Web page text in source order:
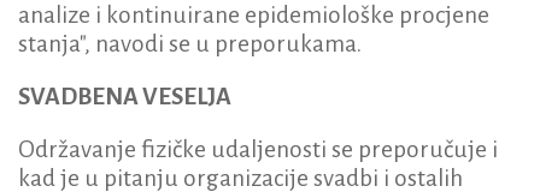
analize i kontinuirane epidemiološke procjene
stanja", navodi se u preporukama.
SVADBENA VESELJA
Održavanje fizičke udaljenosti se preporučuje i
kad je u pitanju organizacije svadbi i ostalih